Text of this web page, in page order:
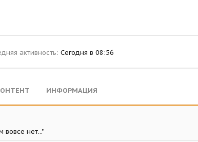
активность Сегодня в 08:56
ИНФОРМАЦИЯ
нет..."